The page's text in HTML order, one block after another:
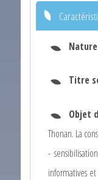
Titre
Objet
Thonan. La
-
informatives